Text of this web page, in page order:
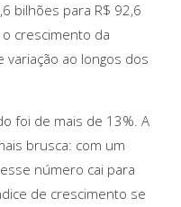
bilhões para R$ 92,6
crescimento da
variação ao longos dos
foi de mais de 13%. A
brusca: com um
número cai para
de crescimento se